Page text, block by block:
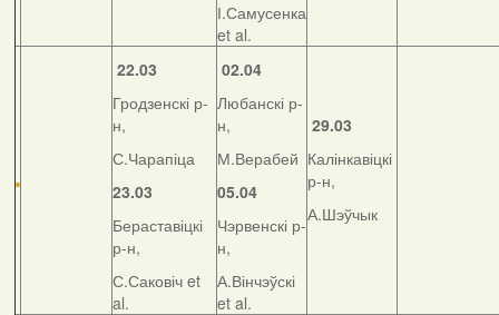
І.Самусенка
et al.
22.03
Гродзенскі р-
н,
С.Чарапіца
23.03
Бераставіцкі
р-н,
С.Саковіч et
al.
02.04
Любанскі р-
н,
М.Верабей
05.04
Чэрвенскі р-
н,
А.Вінчэўскі
et al.
29.03
Калінкавіцкі
р-н,
А.Шэўчык